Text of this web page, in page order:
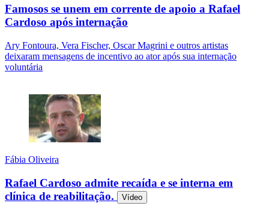
Famosos se unem em corrente de apoio a Rafael
Cardoso após internação
Ary Fontoura, Vera Fischer, Oscar Magrini e outros artistas
deixaram mensagens de incentivo ao ator após sua internação
voluntária
Fábia Oliveira
Rafael Cardoso admite recaída e se interna em
clínica de reabilitação.
Vídeo